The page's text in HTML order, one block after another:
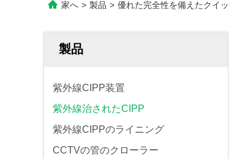
家へ > 製品 > 優れた完全性を備えたクイ
製品
紫外線CIPP装置
紫外線治されたCIPP
紫外線CIPPのライニング
CCTVの管のクローラー